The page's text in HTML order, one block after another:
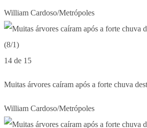
William Cardoso/Metrópoles
14 de 15
Muitas árvores caíram após a forte chuva
William Cardoso/Metrópoles